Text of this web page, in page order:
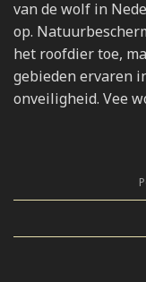
van de wolf in
op.
het roofdier toe,
gebieden ervaren
onveiligheid. Vee